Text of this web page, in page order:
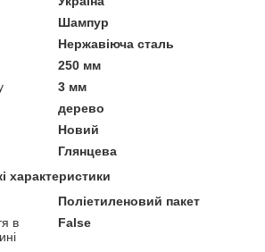
Шампур
Нержавіюча сталь
250 мм
3 мм
дерево
Новий
Глянцева
характеристики
Поліетиленовий пакет
в
False